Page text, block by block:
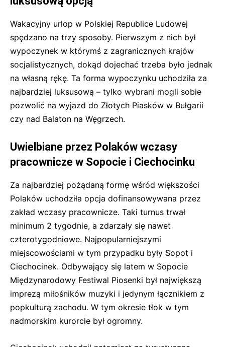
Wakacyjny urlop w Polskiej Republice Ludowej
spędzano na trzy sposoby. Pierwszym z nich był
wypoczynek w którymś z zagranicznych krajów
socjalistycznych, dokąd dojechać trzeba było jednak
na własną rękę. Ta forma wypoczynku uchodziła za
najbardziej luksusową – tylko wybrani mogli sobie
pozwolić na wyjazd do Złotych Piasków w Bułgarii
czy nad Balaton na Węgrzech.
Uwielbiane przez Polaków wczasy
pracownicze w Sopocie i Ciechocinku
Za najbardziej pożądaną formę wśród większości
Polaków uchodziła opcja dofinansowywana przez
zakład wczasy pracownicze. Taki turnus trwał
minimum 2 tygodnie, a zdarzały się nawet
czterotygodniowe. Najpopularniejszymi
miejscowościami w tym przypadku były Sopot i
Ciechocinek. Odbywający się latem w Sopocie
Międzynarodowy Festiwal Piosenki był największą
imprezą miłośników muzyki i jedynym łącznikiem z
popkulturą zachodu. W tym okresie tłok w tym
nadmorskim kurorcie był ogromny.